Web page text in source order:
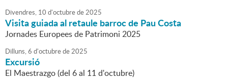
Divendres, 10 d'octubrede2025
Visita guiada al retaule barroc de Pau Costa
Jornades Europees de Patrimoni 2025
Dilluns,6 d'octubrede2025
Excursió
El Maestrazgo (del 6 al 11 d'octubre)